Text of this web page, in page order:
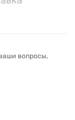
вопросы,